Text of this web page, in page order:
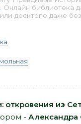
. Онлайн библиотека
десктопе даже
откровения из
- Александра